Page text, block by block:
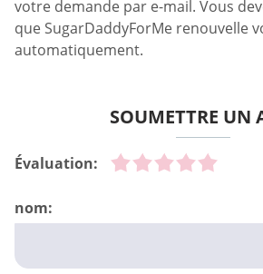
votre demande par e-mail. Vous
que SugarDaddyForMe renouvelle
automatiquement.
SOUMETTRE UN
Évaluation:
nom: